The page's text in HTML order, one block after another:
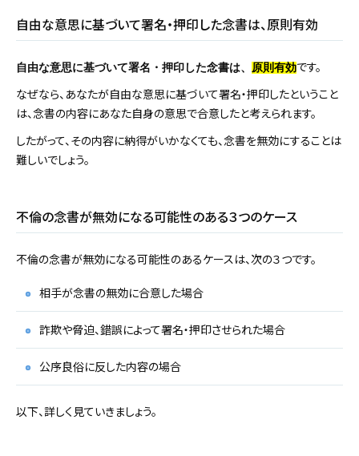
自由な意思に基づいて署名・押印した念書は、原則有効
自由な意思に基づいて署名・押印した念書は、 原則有効です。
なぜなら、あなたが自由な意思に基づいて署名・押印したということ
は、念書の内容にあなた自身の意思で合意したと考えられます。
したがって、その内容に納得がいかなくても、念書を無効にすることは
難しいでしょう。
不倫の念書が無効になる可能性のある３つのケース
不倫の念書が無効になる可能性のあるケースは、次の３つです。
相手が念書の無効に合意した場合
詐欺や脅迫、錯誤によって署名・押印させられた場合
公序良俗に反した内容の場合
以下、詳しく見ていきましょう。